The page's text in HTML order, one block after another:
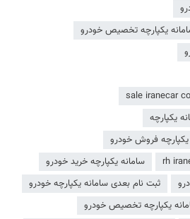
يكپارچه تخصیص خودرو
یکپارچه
یکپارچه فروش خودرو
سامانه يكپارچه خريد خودرو
ثبت نام بعدی سامانه یکپارچه خودرو
یکپارچه تخصیص خودرو